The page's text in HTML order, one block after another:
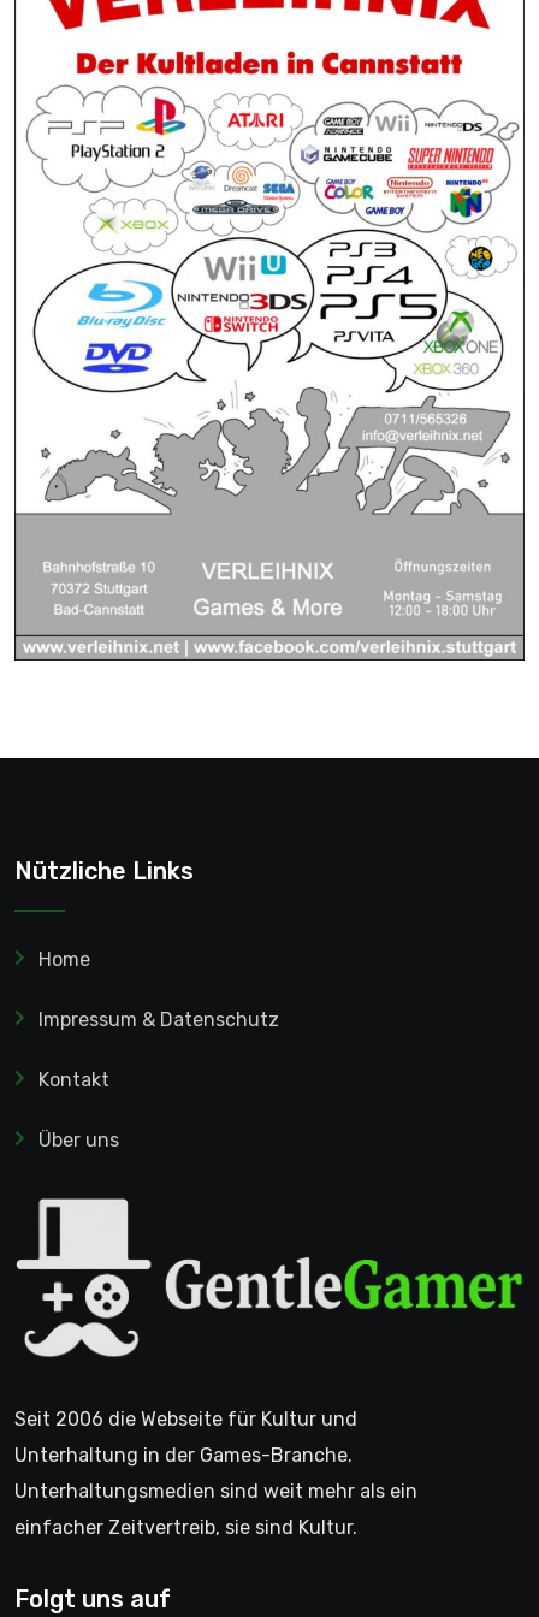
Nützliche Links
Home
Impressum & Datenschutz
Kontakt
Über uns
Seit 2006 die Webseite für Kultur und
Unterhaltung in der Games-Branche.
Unterhaltungsmedien sind weit mehr als ein
einfacher Zeitvertreib, sie sind Kultur.
Folgt uns auf